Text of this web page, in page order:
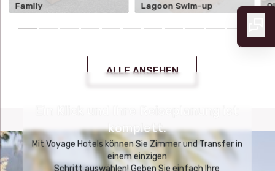
Family
Lagoon Swim-up
ALLE ANSEHEN
komplett.
Mit Voyage Hotels können Sie Zimmer und Transfer in
einem einzigen
Schritt auswählen! Geben Sie einfach Ihre